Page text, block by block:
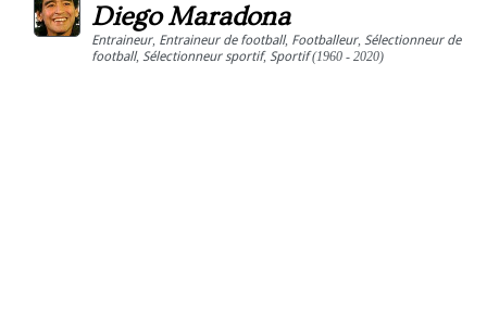
Diego Maradona
Entraineur, Entraineur de football, Footballeur, Sélectionneur de
football, Sélectionneur sportif, Sportif(1960 - 2020)